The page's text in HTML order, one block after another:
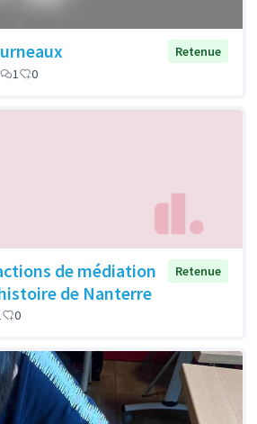
Retenue
1 0
de médiation
de Nanterre
Retenue
0